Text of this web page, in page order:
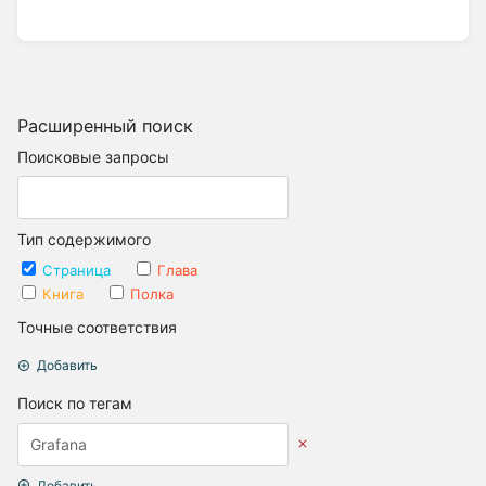
Расширенный поиск
Поисковые запросы
Тип содержимого
Страница
Глава
Книга
Полка
Точные соответствия
Добавить
Поиск по тегам